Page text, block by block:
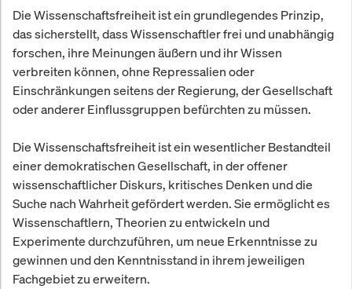
Die Wissenschaftsfreiheit ist ein grundlegendes Prinzip,
das sicherstellt, dass Wissenschaftler frei und unabhängig
forschen, ihre Meinungen äußern und ihr Wissen
verbreiten können, ohne Repressalien oder
Einschränkungen seitens der Regierung, der Gesellschaft
oder anderer Einflussgruppen befürchten zu müssen.
Die Wissenschaftsfreiheit ist ein wesentlicher Bestandteil
einer demokratischen Gesellschaft, in der offener
wissenschaftlicher Diskurs, kritisches Denken und die
Suche nach Wahrheit gefördert werden. Sie ermöglicht es
Wissenschaftlern, Theorien zu entwickeln und
Experimente durchzuführen, um neue Erkenntnisse zu
gewinnen und den Kenntnisstand in ihrem jeweiligen
Fachgebiet zu erweitern.